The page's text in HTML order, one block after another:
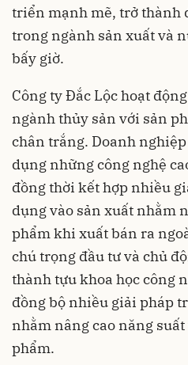
triển mạnh mẽ, trở thành
trong ngành sản xuất và
bấy giờ.
Công ty Đắc Lộc hoạt
ngành thủy sản với sản
chân trắng. Doanh
dụng những công nghệ
đồng thời kết hợp nhiều
dụng vào sản xuất nhằm
phẩm khi xuất bán ra
chú trọng đầu tư và chủ
thành tựu khoa học công
đồng bộ nhiều giải pháp
nhằm nâng cao năng
phẩm.